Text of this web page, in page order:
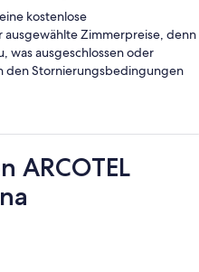
kostenlose
Zimmerpreise, denn
was ausgeschlossen oder
den Stornierungsbedingungen
ARCOTEL